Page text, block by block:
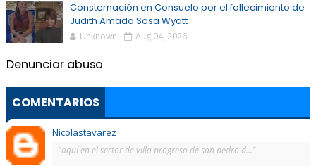
Consternación en Consuelo por el fallecimiento de
Judith Amada Sosa Wyatt
Unknown Aug 04, 2026
Denunciar abuso
COMENTARIOS
Nicolastavarez
"aquí en el sector de villa progreso de san pedro d..."